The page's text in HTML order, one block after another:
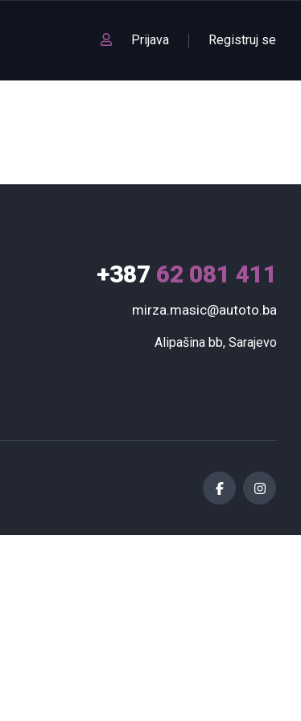
Prijava Registruj se
+387 62 081 411
mirza.masic@autoto.ba
Alipašina bb, Sarajevo